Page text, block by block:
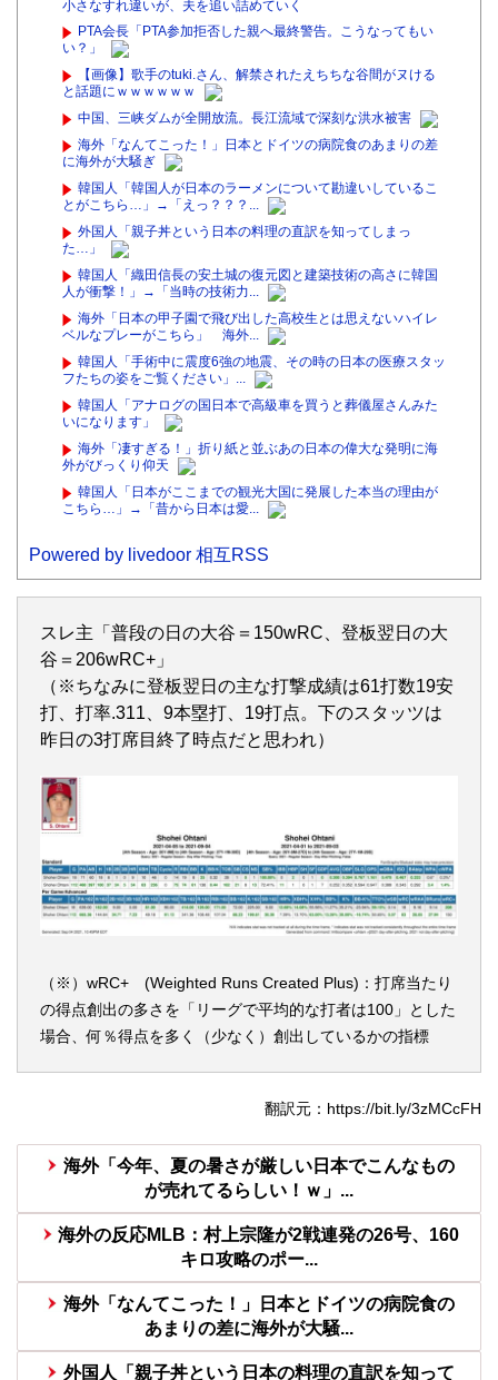
小さなすれ違いが、夫を追い詰めていく
PTA会長「PTA参加拒否した親へ最終警告。こうなってもい
い？」
【画像】歌手のtuki.さん、解禁されたえちちな谷間がヌける
と話題にｗｗｗｗｗｗ
中国、三峡ダムが全開放流。長江流域で深刻な洪水被害
海外「なんてこった！」日本とドイツの病院食のあまりの差
に海外が大騒ぎ
韓国人「韓国人が日本のラーメンについて勘違いしているこ
とがこちら…」→「えっ？？？...
外国人「親子丼という日本の料理の直訳を知ってしまっ
た…」
韓国人「織田信長の安土城の復元図と建築技術の高さに韓国
人が衝撃！」→「当時の技術力...
海外「日本の甲子園で飛び出した高校生とは思えないハイレ
ベルなプレーがこちら」 海外...
韓国人「手術中に震度6強の地震、その時の日本の医療スタッ
フたちの姿をご覧ください」...
韓国人「アナログの国日本で高級車を買うと葬儀屋さんみた
いになります」
海外「凄すぎる！」折り紙と並ぶあの日本の偉大な発明に海
外がびっくり仰天
韓国人「日本がここまでの観光大国に発展した本当の理由が
こちら…」→「昔から日本は愛...
Powered by livedoor 相互RSS
スレ主「普段の日の大谷＝150wRC、登板翌日の大
谷＝206wRC+」
（※ちなみに登板翌日の主な打撃成績は61打数19安
打、打率.311、9本塁打、19打点。下のスタッツは
昨日の3打席目終了時点だと思われ）
（※） wRC+ (Weighted Runs Created Plus)： 打席当たり
の得点創出の多さを「 リーグで平均的な打者は100 」とした
場合、何％得点を多く（少なく）創出しているかの指標
翻訳元：https://bit.ly/3zMCcFH
海外「今年、夏の暑さが厳しい日本でこんなもの
が売れてるらしい！ｗ」...
海外の反応MLB：村上宗隆が2戦連発の26号、160
キロ攻略のポー...
海外「なんてこった！」日本とドイツの病院食の
あまりの差に海外が大騒...
外国人「親子丼という日本の料理の直訳を知って